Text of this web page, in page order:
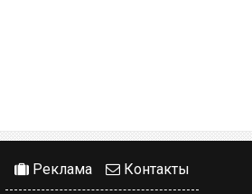
Реклама Контакты